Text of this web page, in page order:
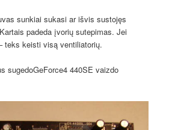
sunkiai sukasi ar išvis sustojęs
padeda įvorių sutepimas. Jei
teks keisti visą ventiliatorių.
sugedoGeForce4 440SE vaizdo